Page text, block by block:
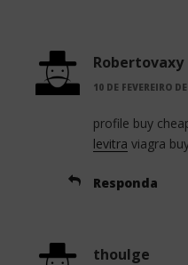
Robertovaxy
10 DE FEVEREIRO
profile buy
levitra viagra
Responda
thoulge